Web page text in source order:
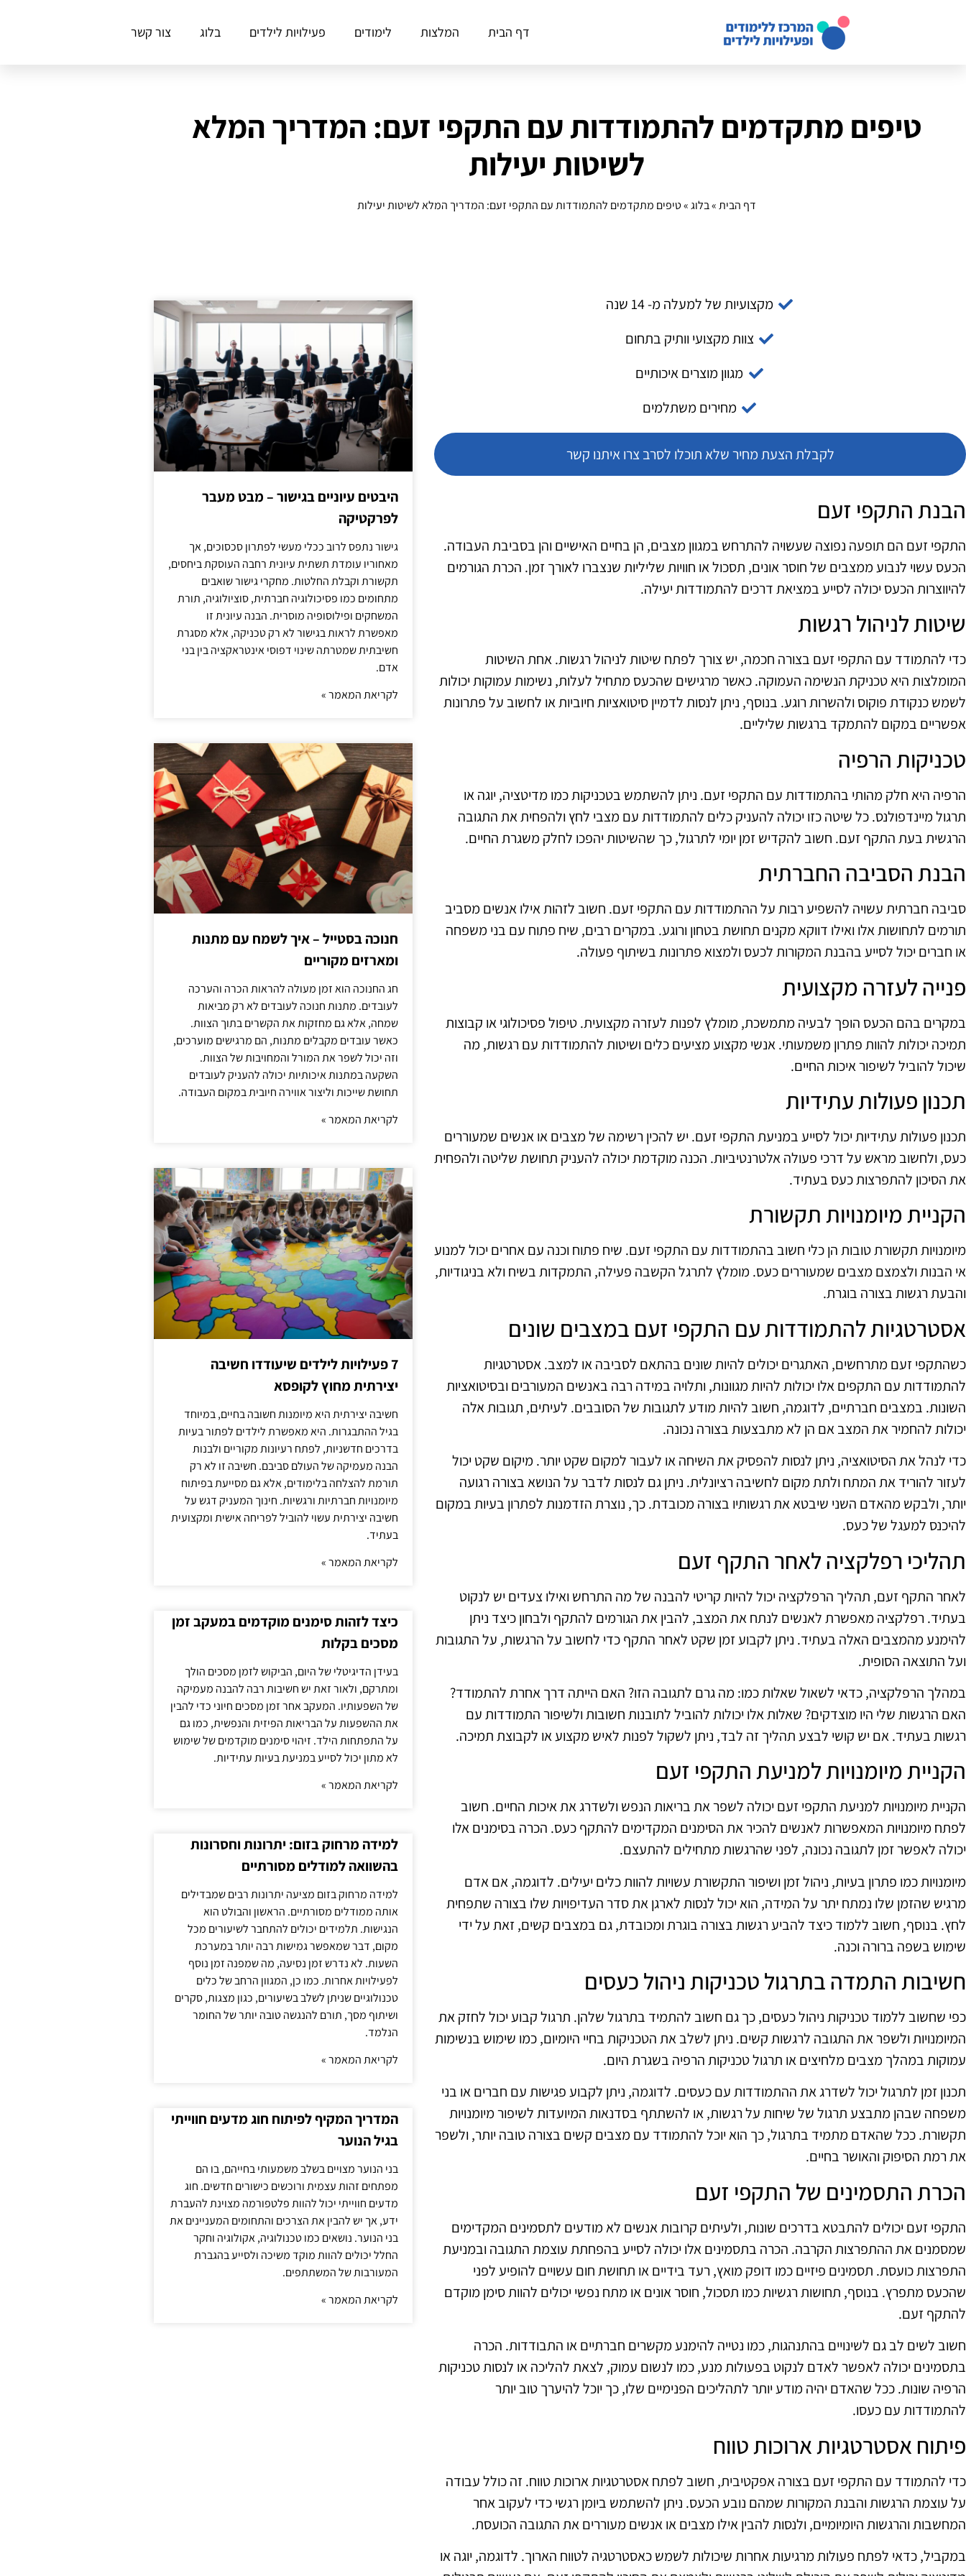
דף הבית המלצות לימודים פעילויות לילדים בלוג צור קשר
טיפים מתקדמים להתמודדות עם התקפי זעם: המדריך המלא
לשיטות יעילות
דף הבית»בלוג»טיפים מתקדמים להתמודדות עם התקפי זעם: המדריך המלא לשיטות יעילות
מקצועיות של למעלה מ- 14 שנה
צוות מקצועי וותיק בתחום
מגוון מוצרים איכותיים
מחירים משתלמים
לקבלת הצעת מחיר שלא תוכלו לסרב צרו איתנו קשר
הבנת התקפי זעם
התקפי זעם הם תופעה נפוצה שעשויה להתרחש במגוון מצבים, הן בחיים האישיים והן בסביבת העבודה.
הכעס עשוי לנבוע ממצבים של חוסר אונים, תסכול או חוויות שליליות שנצברו לאורך זמן. הכרת הגורמים
להיווצרות הכעס יכולה לסייע במציאת דרכים להתמודדות יעילה.
שיטות לניהול רגשות
כדי להתמודד עם התקפי זעם בצורה חכמה, יש צורך לפתח שיטות לניהול רגשות. אחת השיטות
המומלצות היא טכניקת הנשימה העמוקה. כאשר מרגישים שהכעס מתחיל לעלות, נשימות עמוקות יכולות
לשמש כנקודת פוקוס ולהשרות רוגע. בנוסף, ניתן לנסות לדמיין סיטואציות חיוביות או לחשוב על פתרונות
אפשריים במקום להתמקד ברגשות שליליים.
טכניקות הרפיה
הרפיה היא חלק מהותי בהתמודדות עם התקפי זעם. ניתן להשתמש בטכניקות כמו מדיטציה, יוגה או
תרגול מיינדפולנס. כל שיטה כזו יכולה להעניק כלים להתמודדות עם מצבי לחץ ולהפחית את התגובה
הרגשית בעת התקף זעם. חשוב להקדיש זמן יומי לתרגול, כך שהשיטות יהפכו לחלק משגרת החיים.
הבנת הסביבה החברתית
סביבה חברתית עשויה להשפיע רבות על ההתמודדות עם התקפי זעם. חשוב לזהות אילו אנשים מסביב
תורמים לתחושות אלו ואילו דווקא מקנים תחושת בטחון ורוגע. במקרים רבים, שיח פתוח עם בני משפחה
או חברים יכול לסייע בהבנת המקורות לכעס ולמצוא פתרונות בשיתוף פעולה.
פנייה לעזרה מקצועית
במקרים בהם הכעס הופך לבעיה מתמשכת, מומלץ לפנות לעזרה מקצועית. טיפול פסיכולוגי או קבוצות
תמיכה יכולות להוות פתרון משמעותי. אנשי מקצוע מציעים כלים ושיטות להתמודדות עם רגשות, מה
שיכול להוביל לשיפור איכות החיים.
תכנון פעולות עתידיות
תכנון פעולות עתידיות יכול לסייע במניעת התקפי זעם. יש להכין רשימה של מצבים או אנשים שמעוררים
כעס, ולחשוב מראש על דרכי פעולה אלטרנטיביות. הכנה מוקדמת יכולה להעניק תחושת שליטה ולהפחית
את הסיכון להתפרצות כעס בעתיד.
הקניית מיומנויות תקשורת
מיומנויות תקשורת טובות הן כלי חשוב בהתמודדות עם התקפי זעם. שיח פתוח וכנה עם אחרים יכול למנוע
אי הבנות ולצמצם מצבים שמעוררים כעס. מומלץ לתרגל הקשבה פעילה, התמקדות בשיח ולא בניגודיות,
והבעת רגשות בצורה בוגרת.
אסטרטגיות להתמודדות עם התקפי זעם במצבים שונים
כשהתקפי זעם מתרחשים, האתגרים יכולים להיות שונים בהתאם לסביבה או למצב. אסטרטגיות
להתמודדות עם התקפים אלו יכולות להיות מגוונות, ותלויה במידה רבה באנשים המעורבים ובסיטואציות
השונות. במצבים חברתיים, לדוגמה, חשוב להיות מודע לתגובות של הסובבים. לעיתים, תגובות אלה
יכולות להחמיר את המצב אם הן לא מתבצעות בצורה נכונה.
כדי לנהל את הסיטואציה, ניתן לנסות להפסיק את השיחה או לעבור למקום שקט יותר. מיקום שקט יכול
לעזור להוריד את המתח ולתת מקום לחשיבה רציונלית. ניתן גם לנסות לדבר על הנושא בצורה רגועה
יותר, ולבקש מהאדם השני שיבטא את רגשותיו בצורה מכובדת. כך, נוצרת הזדמנות לפתרון בעיות במקום
להיכנס למעגל של כעס.
תהליכי רפלקציה לאחר התקף זעם
לאחר התקף זעם, תהליך הרפלקציה יכול להיות קריטי להבנה של מה התרחש ואילו צעדים יש לנקוט
בעתיד. רפלקציה מאפשרת לאנשים לנתח את המצב, להבין את הגורמים להתקף ולבחון כיצד ניתן
להימנע מהמצבים האלה בעתיד. ניתן לקבוע זמן שקט לאחר התקף כדי לחשוב על הרגשות, על התגובות
ועל התוצאה הסופית.
במהלך הרפלקציה, כדאי לשאול שאלות כמו: מה גרם לתגובה הזו? האם הייתה דרך אחרת להתמודד?
האם הרגשות שלי היו מוצדקים? שאלות אלו יכולות להוביל לתובנות חשובות ולשיפור התמודדות עם
רגשות בעתיד. אם יש קושי לבצע תהליך זה לבד, ניתן לשקול לפנות לאיש מקצוע או לקבוצת תמיכה.
הקניית מיומנויות למניעת התקפי זעם
הקניית מיומנויות למניעת התקפי זעם יכולה לשפר את בריאות הנפש ולשדרג את איכות החיים. חשוב
לפתח מיומנויות המאפשרות לאנשים להכיר את הסימנים המקדימים להתקף כעס. הכרה בסימנים אלו
יכולה לאפשר זמן לתגובה נכונה, לפני שהרגשות מתחילים להתעצם.
מיומנויות כמו פתרון בעיות, ניהול זמן ושיפור התקשורת עשויות להוות כלים יעילים. לדוגמה, אם אדם
מרגיש שהזמן שלו נמתח יתר על המידה, הוא יכול לנסות לארגן את סדר העדיפויות שלו בצורה שתפחית
לחץ. בנוסף, חשוב ללמוד כיצד להביע רגשות בצורה בוגרת ומכובדת, גם במצבים קשים, זאת על ידי
שימוש בשפה ברורה וכנה.
חשיבות התמדה בתרגול טכניקות ניהול כעסים
כפי שחשוב ללמוד טכניקות ניהול כעסים, כך גם חשוב להתמיד בתרגול שלהן. תרגול קבוע יכול לחזק את
המיומנויות ולשפר את התגובה לרגשות קשים. ניתן לשלב את הטכניקות בחיי היומיום, כמו שימוש בנשימות
עמוקות במהלך מצבים מלחיצים או תרגול טכניקות הרפיה בשגרת היום.
תכנון זמן לתרגול יכול לשדרג את ההתמודדות עם כעסים. לדוגמה, ניתן לקבוע פגישות עם חברים או בני
משפחה שבהן מתבצע תרגול של שיחות על רגשות, או להשתתף בסדנאות המיועדות לשיפור מיומנויות
תקשורת. ככל שהאדם מתמיד בתרגול, כך הוא יוכל להתמודד עם מצבים קשים בצורה טובה יותר, ולשפר
את רמת הסיפוק והאושר בחיים.
הכרת התסמינים של התקפי זעם
התקפי זעם יכולים להתבטא בדרכים שונות, ולעיתים קרובות אנשים לא מודעים לתסמינים המקדימים
שמסמנים את ההתפרצות הקרבה. הכרה בתסמינים אלו יכולה לסייע בהפחתת עוצמת התגובה ובמניעת
התפרצות כועסת. תסמינים פיזיים כמו דופק מואץ, רעד בידיים או תחושת חום עשויים להופיע לפני
שהכעס מתפרץ. בנוסף, תחושות רגשיות כמו תסכול, חוסר אונים או מתח נפשי יכולים להוות סימן מוקדם
להתקף זעם.
חשוב לשים לב גם לשינויים בהתנהגות, כמו נטייה להימנע מקשרים חברתיים או התבודדות. הכרה
בתסמינים יכולה לאפשר לאדם לנקוט בפעולות מנע, כמו לנשום עמוק, לצאת להליכה או לנסות טכניקות
הרפיה שונות. ככל שהאדם יהיה מודע יותר לתהליכים הפנימיים שלו, כך יוכל להיערך טוב יותר
להתמודדות עם כעסו.
פיתוח אסטרטגיות ארוכות טווח
כדי להתמודד עם התקפי זעם בצורה אפקטיבית, חשוב לפתח אסטרטגיות ארוכות טווח. זה כולל עבודה
על עוצמת הרגשות והבנת המקורות שמהם נובע הכעס. ניתן להשתמש ביומן רגשי כדי לעקוב אחר
המחשבות והרגשות היומיומיים, ולנסות להבין אילו מצבים או אנשים מעוררים את התגובה הכועסת.
במקביל, כדאי לפתח פעולות מרגיעות אחרות שיכולות לשמש כאסטרטגיה לטווח הארוך. לדוגמה, יוגה או
היבטים עיוניים בגישור – מבט מעבר
לפרקטיקה
גישור נתפס לרוב ככלי מעשי לפתרון סכסוכים, אך
מאחוריו עומדת תשתית עיונית רחבה העוסקת ביחסים,
תקשורת וקבלת החלטות. מחקרי גישור שואבים
מתחומים כמו פסיכולוגיה חברתית, סוציולוגיה, תורת
המשחקים ופילוסופיה מוסרית. הבנה עיונית זו
מאפשרת לראות בגישור לא רק טכניקה, אלא מסגרת
חשיבתית שמטרתה שינוי דפוסי אינטראקציה בין בני
אדם.
לקריאת המאמר »
חנוכה בסטייל – איך לשמח עם מתנות
ומארזים מקוריים
חג החנוכה הוא זמן מעולה להראות הכרה והערכה
לעובדים. מתנות חנוכה לעובדים לא רק מביאות
שמחה, אלא גם מחזקות את הקשרים בתוך הצוות.
כאשר עובדים מקבלים מתנות, הם מרגישים מוערכים,
וזה יכול לשפר את המורל והמחויבות של הצוות.
השקעה במתנות איכותיות יכולה להעניק לעובדים
תחושת שייכות וליצור אווירה חיובית במקום העבודה.
לקריאת המאמר »
7 פעילויות לילדים שיעודדו חשיבה
יצירתית מחוץ לקופסא
חשיבה יצירתית היא מיומנות חשובה בחיים, במיוחד
בגיל ההתבגרות. היא מאפשרת לילדים לפתור בעיות
בדרכים חדשניות, לפתח רעיונות מקוריים ולבנות
הבנה מעמיקה של העולם סביבם. חשיבה זו לא רק
תורמת להצלחה בלימודים, אלא גם מסייעת בפיתוח
מיומנויות חברתיות ורגשיות. חינוך המעניק דגש על
חשיבה יצירתית עשוי להוביל לפריחה אישית ומקצועית
בעתיד.
לקריאת המאמר »
כיצד לזהות סימנים מוקדמים במעקב זמן
מסכים בקלות
בעידן הדיגיטלי של היום, הביקוש לזמן מסכים הולך
ומתרקם, ולאור זאת יש חשיבות רבה להבנה מעמיקה
של השפעותיו. המעקב אחר זמן מסכים חיוני כדי להבין
את ההשפעות על הבריאות הפיזית והנפשית, כמו גם
על התפתחות הילד. זיהוי סימנים מוקדמים של שימוש
לא מתון יכול לסייע במניעת בעיות עתידיות.
לקריאת המאמר »
למידה מרחוק בזום: יתרונות וחסרונות
בהשוואה למודלים מסורתיים
למידה מרחוק בזום מציעה יתרונות רבים שמבדילים
אותה ממודלים מסורתיים. הראשון והבולט הוא
הנגישות. תלמידים יכולים להתחבר לשיעורים מכל
מקום, דבר שמאפשר גמישות רבה יותר במערכת
השעות. לא נדרש זמן נסיעה, מה שמפנה זמן נוסף
לפעילויות אחרות. כמו כן, המגוון הרחב של כלים
טכנולוגיים שניתן לשלב בשיעורים, כגון מצגות, סקרים
ושיתוף מסך, תורם להנגשה טובה יותר של החומר
הנלמד.
לקריאת המאמר »
המדריך המקיף לפיתוח חוג מדעים חווייתי
בגיל הנוער
בני הנוער מצויים בשלב משמעותי בחייהם, בו הם
מפתחים זהות עצמית ורוכשים כישורים חדשים. חוג
מדעים חווייתי יכול להוות פלטפורמה מצוינת להעברת
ידע, אך יש להבין את הצרכים והתחומים המעניינים את
בני הנוער. נושאים כמו טכנולוגיה, אקולוגיה וחקר
החלל יכולים להוות מוקד משיכה ולסייע בהגברת
המעורבות של המשתתפים.
לקריאת המאמר »